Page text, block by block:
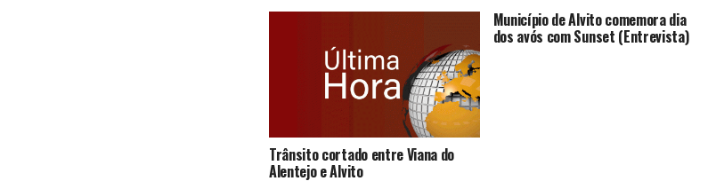
Trânsito cortado entre Viana do
Alentejo e Alvito
Município de Alvito comemora dia
dos avós com Sunset (Entrevista)